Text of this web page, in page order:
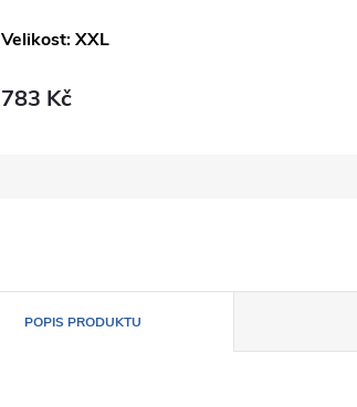
Velikost: XXL
783 Kč
POPIS PRODUKTU